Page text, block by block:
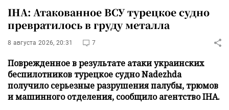
IHA: Атакованное ВСУ турецкое судно
превратилось в груду металла
8 августа 2026, 20:31 7
Поврежденное в результате атаки украинских
беспилотников турецкое судно Nadezhda
получило серьезные разрушения палубы, трюмов
и машинного отделения, сообщило агентство IHA.